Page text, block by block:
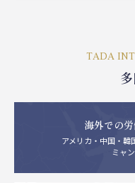
TADA
海外での
アメリカ・中国・韓
ミャ